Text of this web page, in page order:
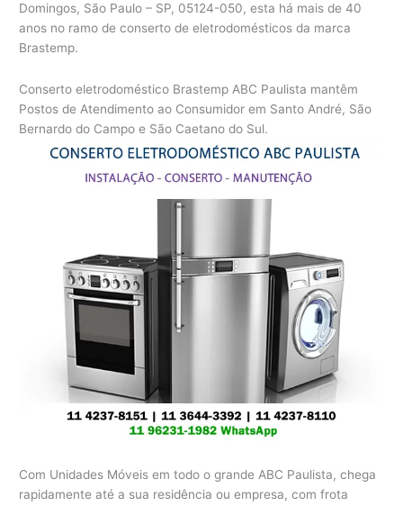
Domingos, São Paulo – SP, 05124-050, esta há mais de 40
anos no ramo de conserto de eletrodomésticos da marca
Brastemp.
Conserto eletrodoméstico Brastemp ABC Paulista mantêm
Postos de Atendimento ao Consumidor em Santo André, São
Bernardo do Campo e São Caetano do Sul.
Com Unidades Móveis em todo o grande ABC Paulista, chega
rapidamente até a sua residência ou empresa, com frota